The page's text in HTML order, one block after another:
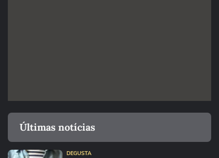
Últimas notícias
DEGUSTA